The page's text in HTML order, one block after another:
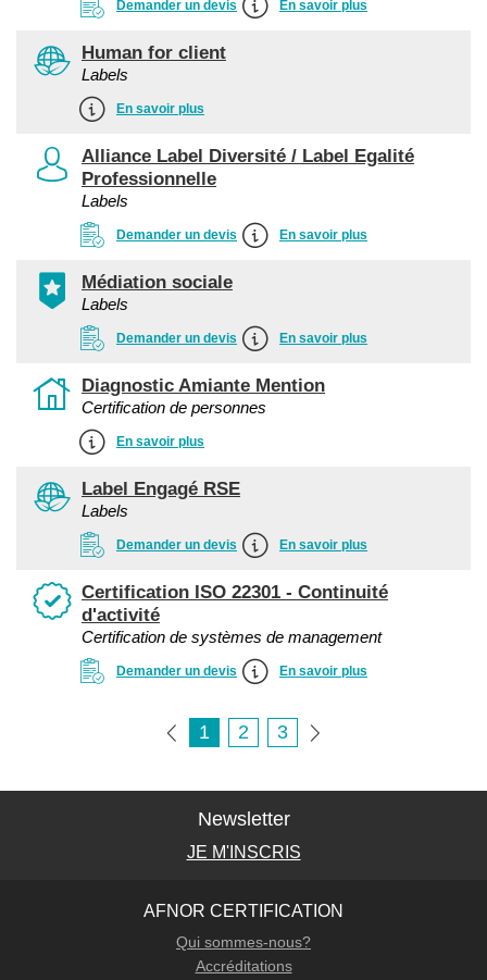
Demander un devis En savoir plus
Human for client
Labels
En savoir plus
Alliance Label Diversité / Label Egalité
Professionnelle
Labels
Demander un devis En savoir plus
Médiation sociale
Labels
Demander un devis En savoir plus
Diagnostic Amiante Mention
Certification de personnes
En savoir plus
Label Engagé RSE
Labels
Demander un devis En savoir plus
Certification ISO 22301 - Continuité
d'activité
Certification de systèmes de management
Demander un devis En savoir plus
1 2 3
Newsletter
JE M'INSCRIS
AFNOR CERTIFICATION
Qui sommes-nous?
Accréditations